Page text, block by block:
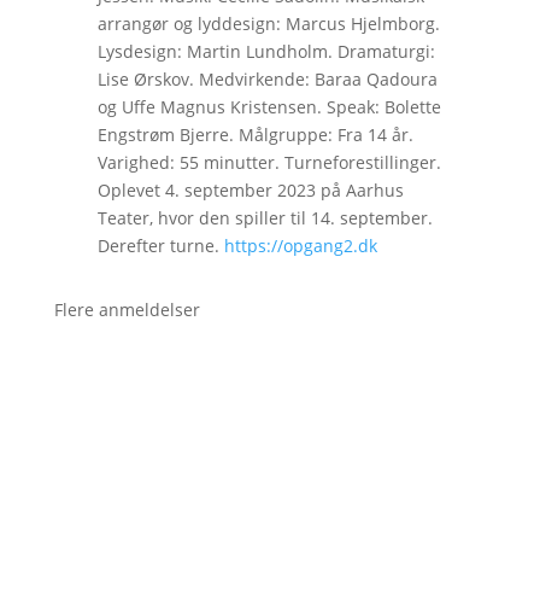
arrangør og lyddesign: Marcus Hjelmborg.
Lysdesign: Martin Lundholm. Dramaturgi:
Lise Ørskov. Medvirkende: Baraa Qadoura
og Uffe Magnus Kristensen. Speak: Bolette
Engstrøm Bjerre. Målgruppe: Fra 14 år.
Varighed: 55 minutter. Turneforestillinger.
Oplevet 4. september 2023 på Aarhus
Teater, hvor den spiller til 14. september.
Derefter turne. https://opgang2.dk
Flere anmeldelser